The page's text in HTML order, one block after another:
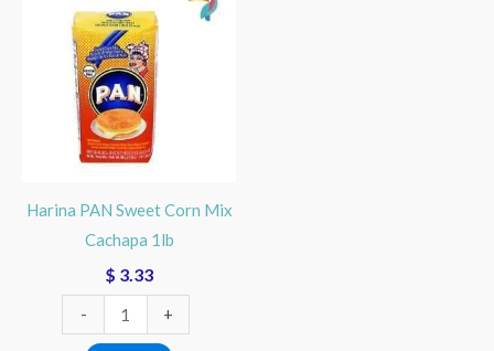
Harina PAN Sweet Corn Mix
Cachapa 1lb
$ 3.33
-
PAN
Sweet
Corn
Mix
Cachapa
1lb
+